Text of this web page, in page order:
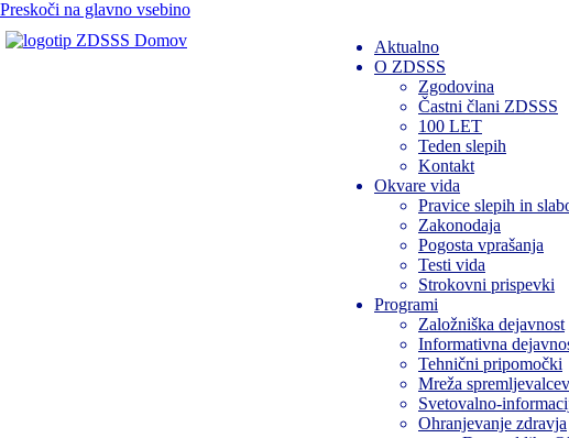
Preskoči na glavno vsebino
Domov
Aktualno
O ZDSSS
Zgodovina
Častni člani ZDSSS
100 LET
Teden slepih
Kontakt
Okvare vida
Pravice slepih in
Zakonodaja
Pogosta vprašanja
Testi vida
Strokovni prispevki
Programi
Založniška dejavnost
Informativna
Tehnični pripomočki
Mreža spremljevalcev
Svetovalno-
Ohranjevanje zdravja